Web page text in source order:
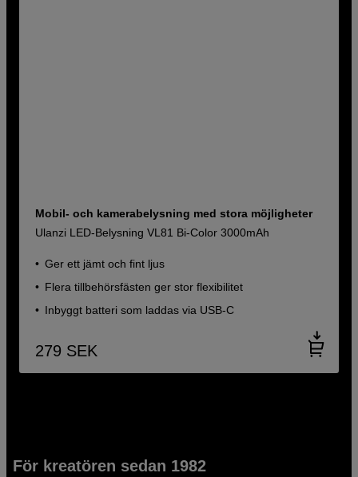
Mobil- och kamerabelysning med stora möjligheter
Ulanzi LED-Belysning VL81 Bi-Color 3000mAh
Ger ett jämt och fint ljus
Flera tillbehörsfästen ger stor flexibilitet
Inbyggt batteri som laddas via USB-C
279 SEK
För kreatören sedan 1982